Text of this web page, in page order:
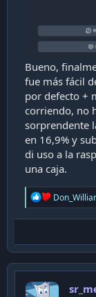
Bueno,
fue más fácil
por defecto +
corriendo, no
sorprendente
en 16,9% y
di uso a la
una caja.
R
e
a
i
o
n
s